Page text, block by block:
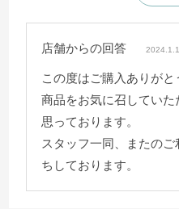
店舗からの回答
この度はご購入ありがと
商品をお気に召していた
思っております。
スタッフ一同、またの
ちしております。